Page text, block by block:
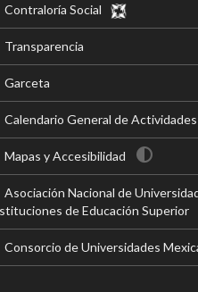
Contraloría Social
Transparencia
Garceta
Calendario General de Actividades
Mapas y Accesibilidad
Asociación Nacional de
de Educación Superior
Consorcio de Universidades